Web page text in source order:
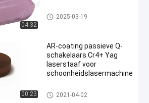
04:32
Laserkristallen
2025-03-19
00:23
AR-coating passieve Q-
schakelaars Cr4+ Yag
laserstaaf voor
schoonheidslasermachine
Laserkristallen
2021-04-02